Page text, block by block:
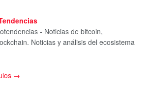
- Noticias de bitcoin,
Noticias y análisis del ecosistema
→